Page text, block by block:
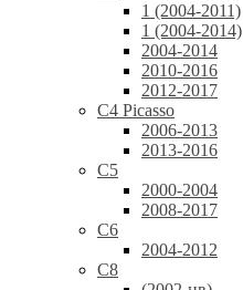
1 (2004-2011)
1 (2004-2014)
2004-2014
2010-2016
2012-2017
C4 Picasso
2006-2013
2013-2016
C5
2000-2004
2008-2017
C6
2004-2012
C8